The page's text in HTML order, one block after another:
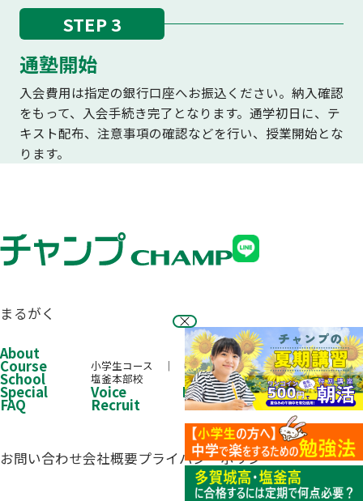
STEP 3
通塾開始
入会費用は指定の銀行口座へお振込ください。納入確認
をもって、入会手続き完了となります。通学初日に、テ
キスト配布、注意事項の確認などを行い、授業開始とな
ります。
まるがく
About
Course 小学生コース 中学生コース 高校生コース
School 塩釜本部校
Special Voice Performance
FAQ Recruit
お問い合わせ会社概要プライバシーポリシー